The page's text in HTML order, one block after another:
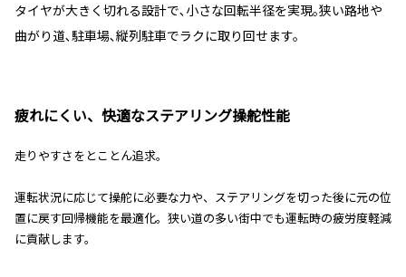
タイヤが大きく切れる設計で､小さな回転半径を実現｡狭い路地や
曲がり道､駐車場､縦列駐車でラクに取り回せます。
疲れにくい、快適なステアリング操舵性能
走りやすさをとことん追求。
運転状況に応じて操舵に必要な力や、ステアリングを切った後に元の位
置に戻す回帰機能を最適化。狭い道の多い街中でも運転時の疲労度軽減
に貢献します。